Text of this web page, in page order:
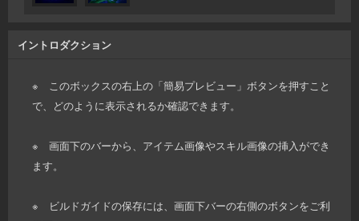
イントロダクション
※ このボックスの右上の「簡易プレビュー」ボタンを押すこと
で、どのように表示されるか確認できます。
※ 画面下のバーから、アイテム画像やスキル画像の挿入ができ
ます。
※ ビルドガイドの保存には、画面下バーの右側のボタンをご利